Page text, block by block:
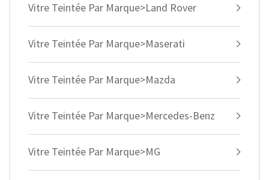
Vitre Teintée Par Marque>Land Rover
Vitre Teintée Par Marque>Maserati
Vitre Teintée Par Marque>Mazda
Vitre Teintée Par Marque>Mercedes-Benz
Vitre Teintée Par Marque>MG